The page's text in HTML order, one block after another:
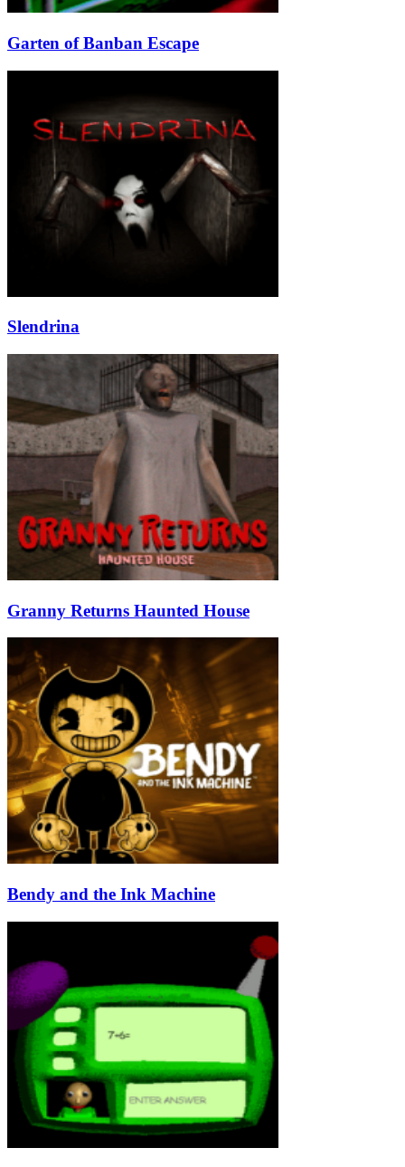
Garten of Banban Escape
Slendrina
Granny Returns Haunted House
Bendy and the Ink Machine